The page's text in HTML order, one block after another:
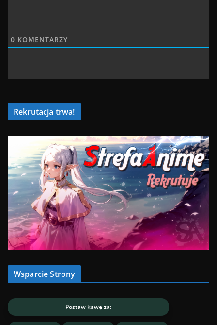
0 KOMENTARZY
Rekrutacja trwa!
Wsparcie Strony
Postaw kawę za: